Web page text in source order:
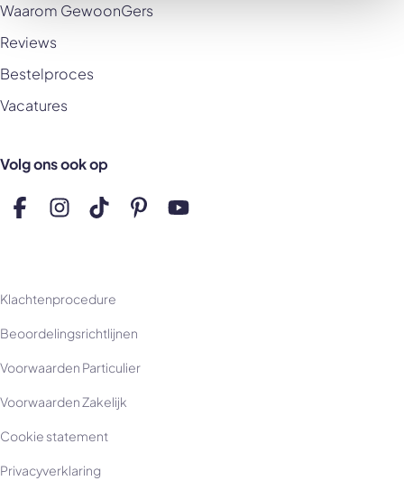
Waarom GewoonGers
Reviews
Bestelproces
Vacatures
Volg ons ook op
Volg ons op Facebook
Volg ons op Instagram
Volg ons op TikTok
Volg ons op Pinterest
Volg ons op YouTube
Klachtenprocedure
Beoordelingsrichtlijnen
Voorwaarden Particulier
Voorwaarden Zakelijk
Cookie statement
Privacyverklaring